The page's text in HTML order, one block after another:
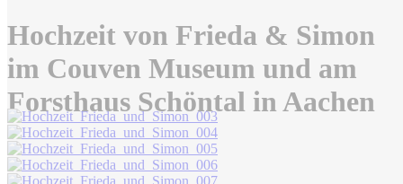
Hochzeit von Frieda & Simon
im Couven Museum und am
Forsthaus Schöntal in Aachen